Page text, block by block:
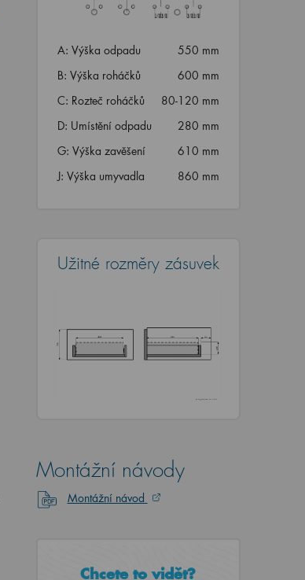
A: Výška odpadu
550 mm
B: Výška roháčků
600 mm
C: Rozteč roháčků
80-120 mm
D: Umístění odpadu
280 mm
G: Výška zavěšení
610 mm
J: Výška umyvadla
860 mm
Užitné rozměry zásuvek
Montážní návody
Montážní návod
Chcete to vidět?